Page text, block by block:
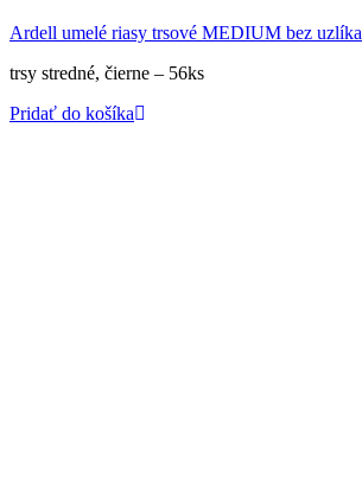
Ardell umelé riasy trsové MEDIUM bez uzlíka
trsy stredné, čierne – 56ks
Pridať do košíka